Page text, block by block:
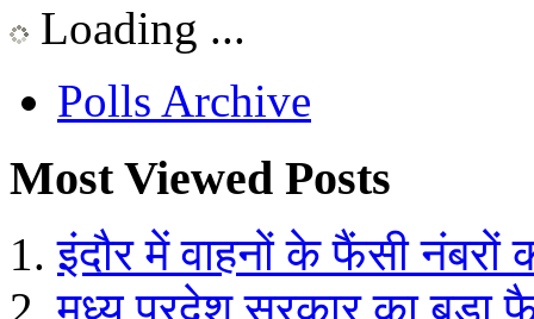
Loading ...
Polls Archive
Most Viewed Posts
इंदौर में वाहनों के फैंसी नंबरों